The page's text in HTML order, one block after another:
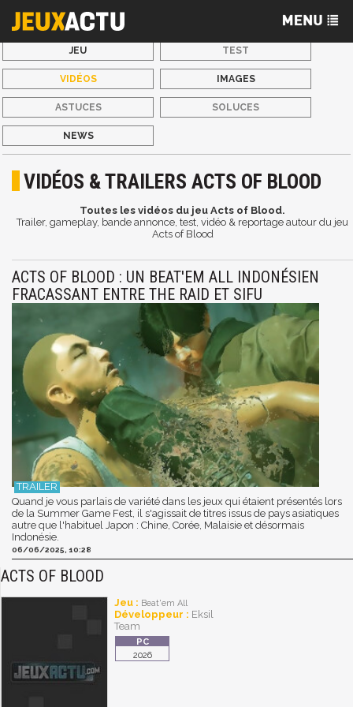
JEU TEST
VIDÉOS IMAGES
ASTUCES SOLUCES
NEWS
VIDÉOS & TRAILERS ACTS OF BLOOD
Toutes les vidéos du jeu Acts of Blood.
Trailer, gameplay, bande annonce, test, vidéo & reportage autour du jeu
Acts of Blood
ACTS OF BLOOD : UN BEAT'EM ALL INDONÉSIEN
FRACASSANT ENTRE THE RAID ET SIFU
Quand je vous parlais de variété dans les jeux qui étaient présentés lors
de la Summer Game Fest, il s'agissait de titres issus de pays asiatiques
autre que l'habituel Japon : Chine, Corée, Malaisie et désormais
Indonésie.
06/06/2025, 10:28
ACTS OF BLOOD
Jeu : Beat'em All
Développeur : Eksil
Team
2026